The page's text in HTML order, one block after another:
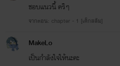
ชอบแนวนี้ คริๆ
จากตอน: chapter - 1 [เด็กสลัม]
MakeLo
เป็นกำลังใจให้นะคะ